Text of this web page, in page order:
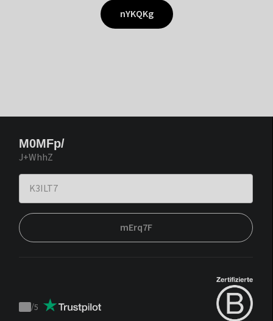
nYKQKg
M0MFp/
J+WhhZ
mErq7F
Trustpilot
/5